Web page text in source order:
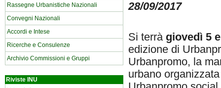
Rassegne Urbanistiche Nazionali
Convegni Nazionali
Accordi e Intese
Ricerche e Consulenze
Archivio Commissioni e Gruppi
Riviste INU
28/09/2017
Si terrà giovedì 5
edizione di
Urbanpromo, la
urbano